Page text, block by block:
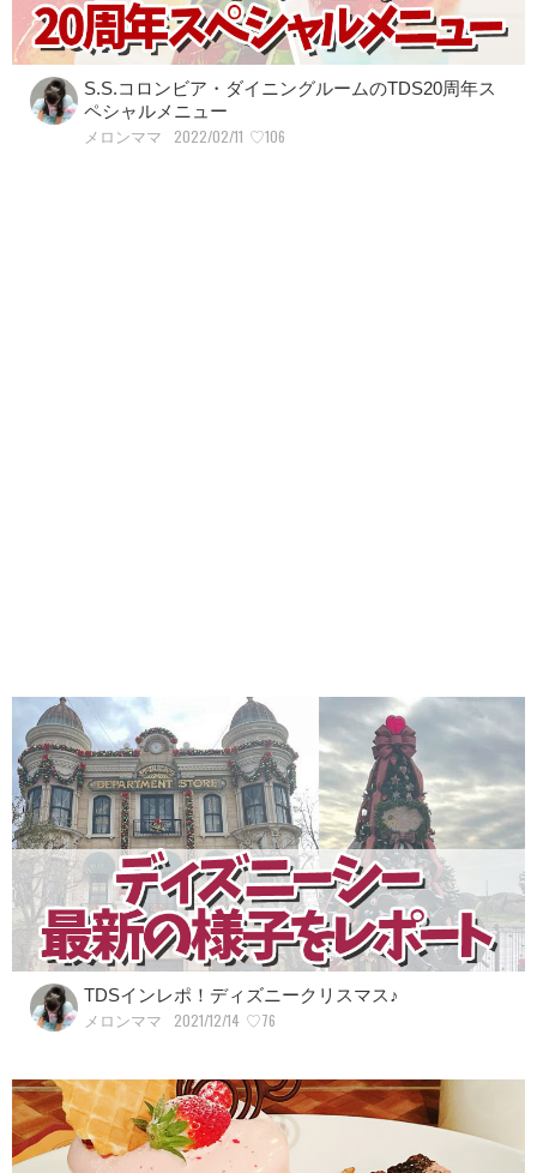
S.S.コロンビア・ダイニングルームのTDS20周年ス
ペシャルメニュー
メロンママ 2022/02/11 ♡106
TDSインレポ！ディズニークリスマス♪
メロンママ 2021/12/14 ♡76